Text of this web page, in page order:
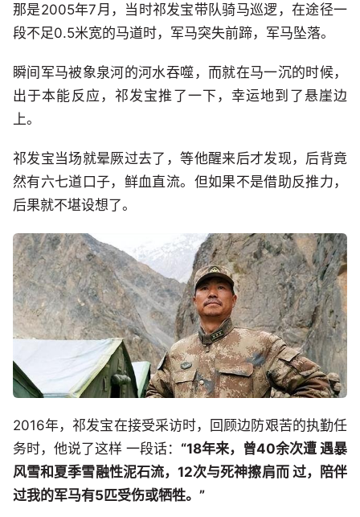
那是2005年7月，当时祁发宝带队骑马巡逻，在途径一
段不足0.5米宽的马道时，军马突失前蹄，军马坠落。
瞬间军马被象泉河的河水吞噬，而就在马一沉的时候，
出于本能反应，祁发宝推了一下，幸运地到了悬崖边
上。
祁发宝当场就晕厥过去了，等他醒来后才发现，后背竟
然有六七道口子，鲜血直流。但如果不是借助反推力，
后果就不堪设想了。
2016年，祁发宝在接受采访时，回顾边防艰苦的执勤任
务时，他说了这样 一段话： “18年来，曾40余次遭 遇暴
风雪和夏季雪融性泥石流，12次与死神擦肩而 过，陪伴
过我的军马有5匹受伤或牺牲。”